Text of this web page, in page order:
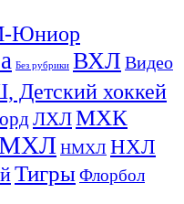
Юниор
Без рубрики ВХЛ Видео
Детский хоккей
ЛХЛМХК
НМХЛ НХЛ
ТигрыФлорбол